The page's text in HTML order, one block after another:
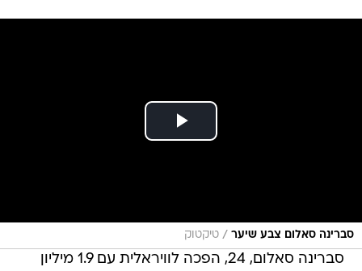
סברינה סאלום צבע שיער / טיקטוק
סברינה סאלום, 24, הפכה לוויראלית עם 1.9 מיליון